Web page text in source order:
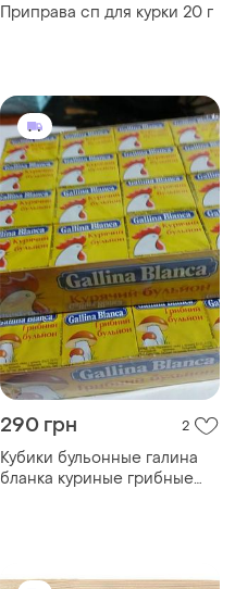
Приправа сп для курки 20 г
290 грн 2
Кубики бульонные галина
бланка куриные грибные